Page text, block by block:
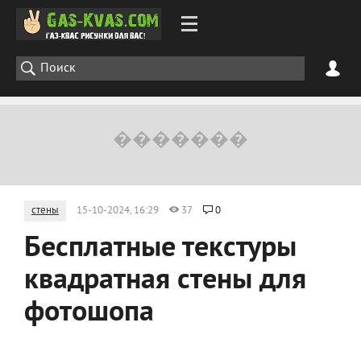
стены 15-10-2024, 16:29 37 0
Бесплатные текстуры
квадратная стены для
фотошопа